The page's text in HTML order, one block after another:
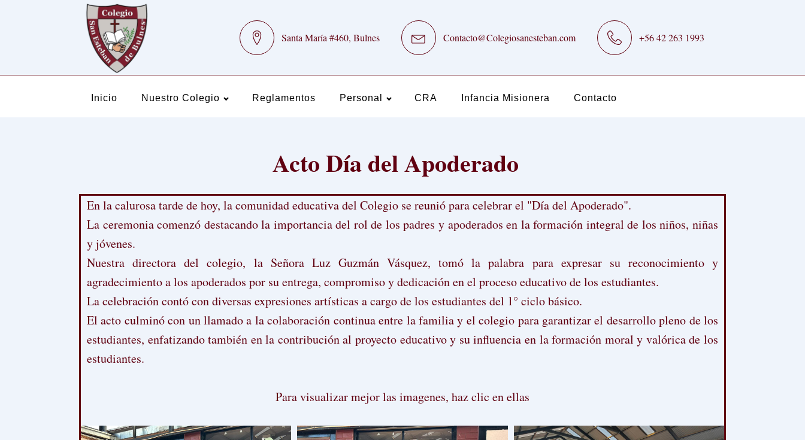
Santa María #460, Bulnes Contacto@Colegiosanesteban.com +56 42 263 1993
Inicio Nuestro Colegio Reglamentos Personal CRA Infancia Misionera Contacto
Acto Día del Apoderado
En la calurosa tarde de hoy, la comunidad educativa del Colegio se reunió para celebrar el "Día del Apoderado".
La ceremonia comenzó destacando la importancia del rol de los padres y apoderados en la formación integral de los niños, niñas
y jóvenes.
Nuestra directora del colegio, la Señora Luz Guzmán Vásquez, tomó la palabra para expresar su reconocimiento y
agradecimiento a los apoderados por su entrega, compromiso y dedicación en el proceso educativo de los estudiantes.
La celebración contó con diversas expresiones artísticas a cargo de los estudiantes del 1° ciclo básico.
El acto culminó con un llamado a la colaboración continua entre la familia y el colegio para garantizar el desarrollo pleno de los
estudiantes, enfatizando también en la contribución al proyecto educativo y su influencia en la formación moral y valórica de los
estudiantes.
Para visualizar mejor las imagenes, haz clic en ellas